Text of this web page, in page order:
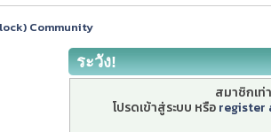
Community
ระวัง!
สมาชิกเท่
โปรดเข้าสู่ระบบ หรือ register